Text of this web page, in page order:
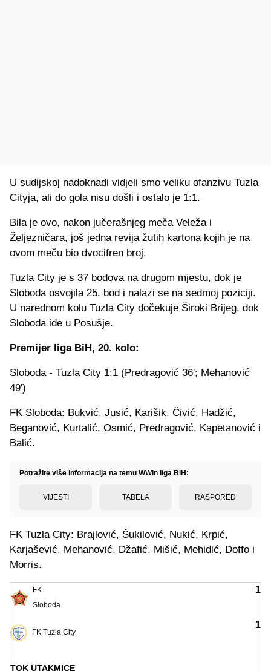
U sudijskoj nadoknadi vidjeli smo veliku ofanzivu Tuzla
Cityja, ali do gola nisu došli i ostalo je 1:1.
Bila je ovo, nakon jučerašnjeg meča Veleža i
Željezničara, još jedna revija žutih kartona kojih je na
ovom meču bio dvocifren broj.
Tuzla City je s 37 bodova na drugom mjestu, dok je
Sloboda osvojila 25. bod i nalazi se na sedmoj poziciji.
U narednom kolu Tuzla City dočekuje Široki Brijeg, dok
Sloboda ide u Posušje.
Premijer liga BiH, 20. kolo:
Sloboda - Tuzla City 1:1 (Predragović 36'; Mehanović
49')
FK Sloboda: Bukvić, Jusić, Karišik, Čivić, Hadžić,
Beganović, Kurtalić, Osmić, Predragović, Kapetanović i
Balić.
Potražite više informacija na temu WWin liga BiH:
VIJESTI TABELA RASPORED
FK Tuzla City: Brajlović, Šukilović, Nukić, Krpić,
Karjašević, Mehanović, Džafić, Mišić, Mehidić, Doffo i
Morris.
FK
Sloboda
FK Tuzla City
1
1
TOK UTAKMICE